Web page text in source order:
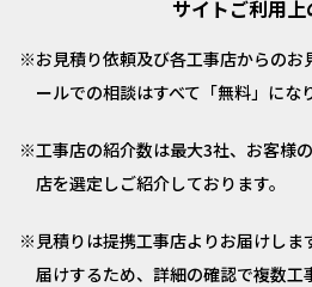
サイトご利用
お見積り依頼及び各工事店からの
ールでの相談はすべて「無料」にな
工事店の紹介数は最大3社、お客様
店を選定しご紹介しております。
見積りは提携工事店よりお届けしま
届けするため、詳細の確認で複数